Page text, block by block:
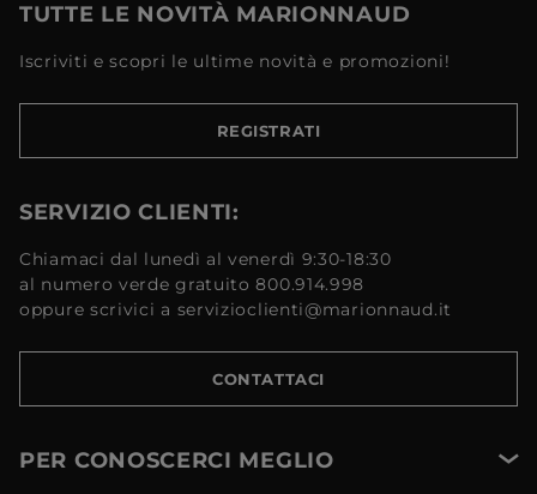
TUTTE LE NOVITÀ MARIONNAUD
Iscriviti e scopri le ultime novità e promozioni!
REGISTRATI
SERVIZIO CLIENTI:
Chiamaci dal lunedì al venerdì 9:30-18:30
al numero verde gratuito 800.914.998
oppure scrivici a servizioclienti@marionnaud.it
CONTATTACI
PER CONOSCERCI MEGLIO